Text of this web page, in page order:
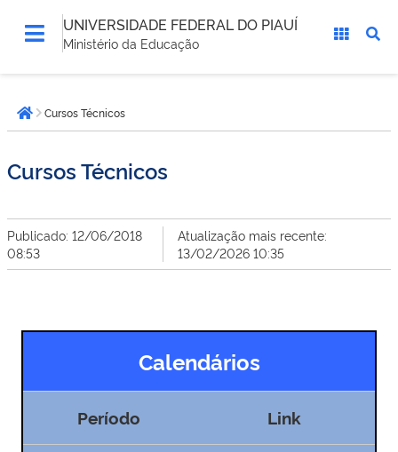
UNIVERSIDADE FEDERAL DO PIAUÍ
Ministério da Educação
está
aqui:Página inicial
Cursos Técnicos
Cursos Técnicos
Publicado: 12/06/2018
08:53
Atualização mais recente:
13/02/2026 10:35
Calendários
Período Link